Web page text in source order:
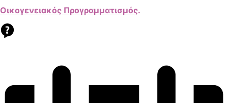
Οικογενειακός Προγραμματισμός.